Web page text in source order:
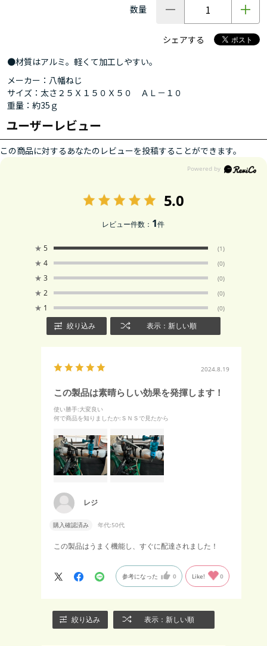
数量
シェアする
●材質はアルミ。軽くて加工しやすい。
メーカー：八幡ねじ
サイズ：太さ２５Ｘ１５０Ｘ５０ ＡＬ－１０
重量：約35ｇ
ユーザーレビュー
この商品に対するあなたのレビューを投稿することができます。
5.0
レビュー件数： 1件
★ 5 (1)
★ 4 (0)
★ 3 (0)
★ 2 (0)
★ 1 (0)
絞り込み 表示：新しい順
2024.8.19
この製品は素晴らしい効果を発揮します！
使い勝手:大変良い
何で商品を知りましたか:ＳＮＳで見たから
レジ
購入確認済み 年代:50代
この製品はうまく機能し、すぐに配達されました！
参考になった 0 Like! 0
絞り込み 表示：新しい順